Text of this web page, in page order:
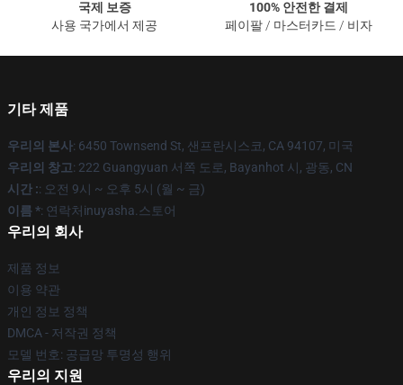
국제 보증
사용 국가에서 제공
100% 안전한 결제
페이팔 / 마스터카드 / 비자
기타 제품
우리의 본사: 6450 Townsend St, 샌프란시스코, CA 94107, 미국
우리의 창고: 222 Guangyuan 서쪽 도로, Bayanhot 시, 광동, CN
시간 :: 오전 9시 ~ 오후 5시 (월 ~ 금)
이름 *: 연락처inuyasha.스토어
우리의 회사
제품 정보
이용 약관
개인 정보 정책
DMCA - 저작권 정책
모델 번호: 공급망 투명성 행위
우리의 지원